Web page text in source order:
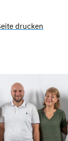
drucken